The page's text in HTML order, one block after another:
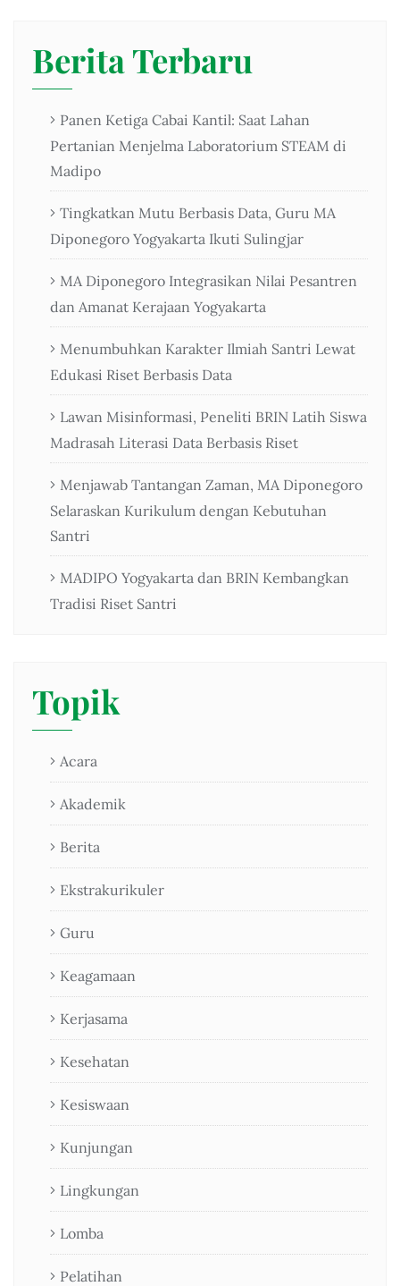
Berita Terbaru
Panen Ketiga Cabai Kantil: Saat Lahan
Pertanian Menjelma Laboratorium STEAM di
Madipo
Tingkatkan Mutu Berbasis Data, Guru MA
Diponegoro Yogyakarta Ikuti Sulingjar
MA Diponegoro Integrasikan Nilai Pesantren
dan Amanat Kerajaan Yogyakarta
Menumbuhkan Karakter Ilmiah Santri Lewat
Edukasi Riset Berbasis Data
Lawan Misinformasi, Peneliti BRIN Latih Siswa
Madrasah Literasi Data Berbasis Riset
Menjawab Tantangan Zaman, MA Diponegoro
Selaraskan Kurikulum dengan Kebutuhan
Santri
MADIPO Yogyakarta dan BRIN Kembangkan
Tradisi Riset Santri
Topik
Acara
Akademik
Berita
Ekstrakurikuler
Guru
Keagamaan
Kerjasama
Kesehatan
Kesiswaan
Kunjungan
Lingkungan
Lomba
Pelatihan